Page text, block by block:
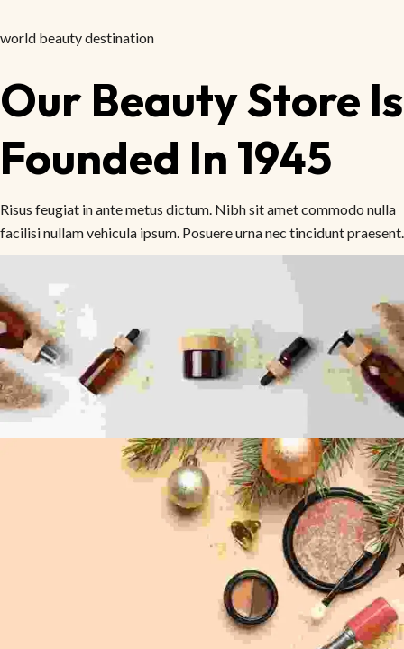
world beauty destination
Our Beauty Store Is
Founded In 1945
Risus feugiat in ante metus dictum. Nibh sit amet commodo nulla
facilisi nullam vehicula ipsum. Posuere urna nec tincidunt praesent.